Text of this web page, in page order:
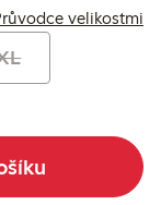
velikostmi